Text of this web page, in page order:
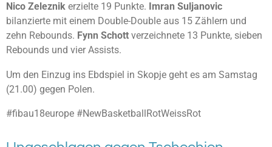
Nico Zeleznik erzielte 19 Punkte. Imran Suljanovic
bilanzierte mit einem Double-Double aus 15 Zählern und
zehn Rebounds. Fynn Schott verzeichnete 13 Punkte, sieben
Rebounds und vier Assists.
Um den Einzug ins Ebdspiel in Skopje geht es am Samstag
(21.00) gegen Polen.
#fibau18europe #NewBasketballRotWeissRot